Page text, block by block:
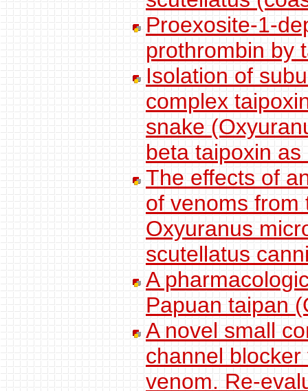
Proexosite-1-
prothrombin by
Isolation of
complex
snake
beta taipoxin
The effects of
of venoms from
Oxyuranus
scutellatus
A
Papuan taipan
A novel small
channel
venom. Re-